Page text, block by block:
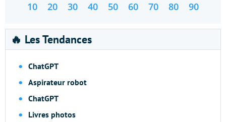
10 20 30 40 50 60 70 80 90
🔥 Les Tendances
ChatGPT
Aspirateur robot
ChatGPT
Livres photos